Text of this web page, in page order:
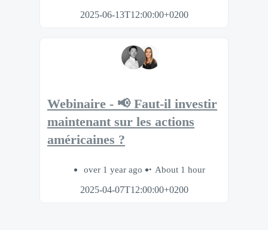
2025-06-13T12:00:00+0200
Webinaire - 📢 Faut-il investir
maintenant sur les actions
américaines ?
over 1 year ago
About 1 hour
2025-04-07T12:00:00+0200